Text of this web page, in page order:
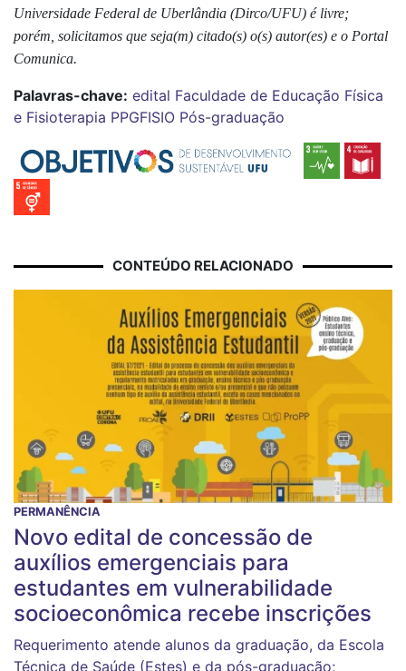
Universidade Federal de Uberlândia (Dirco/UFU) é livre;
porém, solicitamos que seja(m) citado(s) o(s) autor(es) e o Portal
Comunica.
Palavras-chave: edital Faculdade de Educação Física
e Fisioterapia PPGFISIO Pós-graduação
CONTEÚDO RELACIONADO
PERMANÊNCIA
Novo edital de concessão de
auxílios emergenciais para
estudantes em vulnerabilidade
socioeconômica recebe inscrições
Requerimento atende alunos da graduação, da Escola
Técnica de Saúde (Estes) e da pós-graduação;